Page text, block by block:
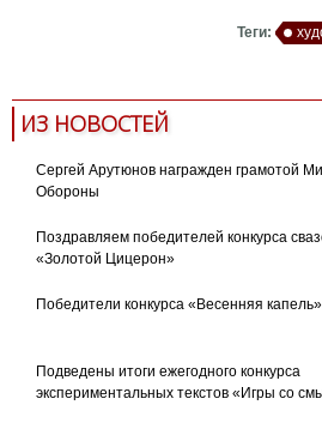
Теги:
ИЗ НОВОСТЕЙ
Сергей Арутюнов награжден грамотой
Обороны
Поздравляем победителей конкурса
«Золотой Цицерон»
Победители конкурса «Весенняя капель»
Подведены итоги ежегодного конкурса
экспериментальных текстов «Игры со